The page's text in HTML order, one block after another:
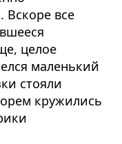
все
целое
маленький
стояли
кружились